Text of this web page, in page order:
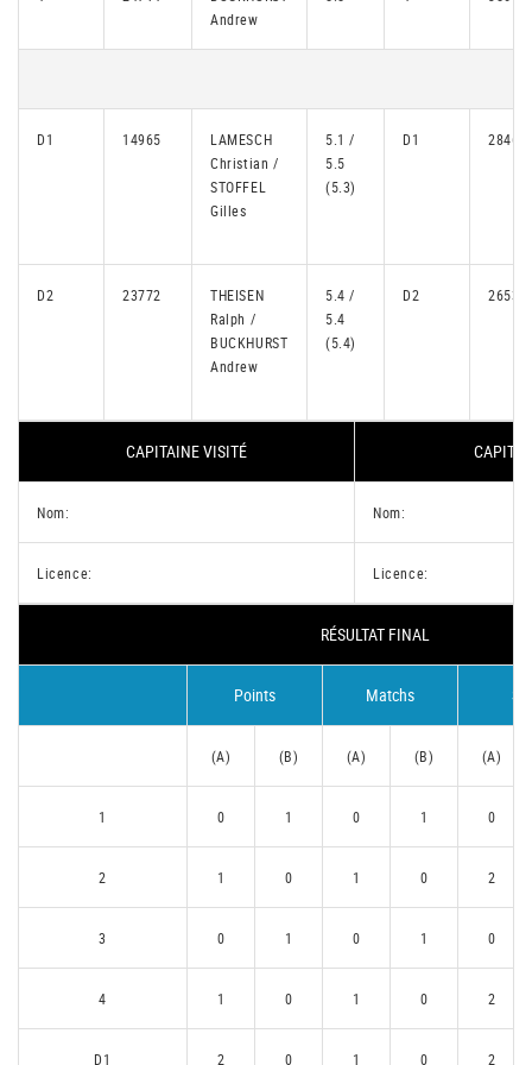
Andrew
D1 14965
LAMESCH
Christian /
STOFFEL
Gilles
5.1 /
5.5
(5.3)
D1 28469
D2 23772
THEISEN
Ralph /
BUCKHURST
Andrew
5.4 /
5.4
(5.4)
D2 26530
CAPITAINE VISITÉ
Nom: Nom:
Licence: Licence:
RÉSULTAT FINAL
Points Matchs
(A) (B) (A) (B) (A)
1 0 1 0 1 0
2 1 0 1 0 2
3 0 1 0 1 0
4 1 0 1 0 2
D1 2 0 1 0 2